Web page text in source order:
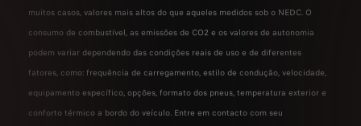
muitos casos, valores mais altos do que aqueles medidos sob o NEDC. O
consumo de combustível, as emissões de CO2 e os valores de autonomia
podem variar dependendo das condições reais de uso e de diferentes
fatores, como: frequência de carregamento, estilo de condução, velocidade,
equipamento específico, opções, formato dos pneus, temperatura exterior e
conforto térmico a bordo do veículo. Entre em contacto com seu